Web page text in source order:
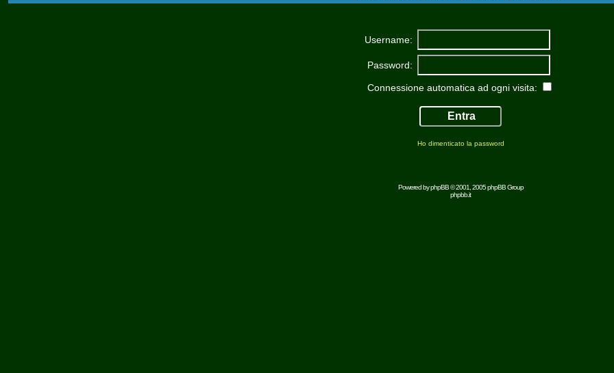
Username:
Password:
Connessione automatica ad ogni visita:
Ho dimenticato la password
Powered byphpBB© 2001, 2005 phpBB Group
phpbb.it